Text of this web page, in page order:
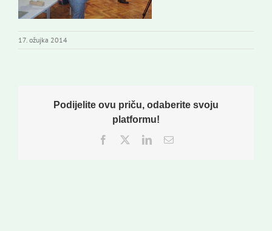
Korisne informacije
17. ožujka 2014
Podijelite ovu priču, odaberite svoju
platformu!
Facebook
TwitterLinkedInEmail: